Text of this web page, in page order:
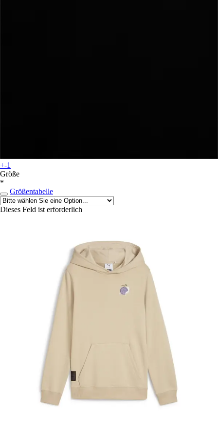
+-1
Größe
*
Größentabelle
Dieses Feld ist erforderlich